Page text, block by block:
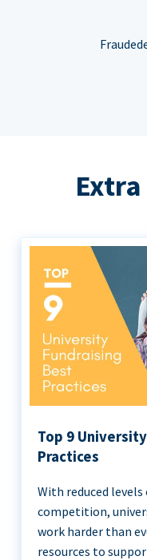
Top 9
Practices
With reduced
competition,
work harder than
resources to